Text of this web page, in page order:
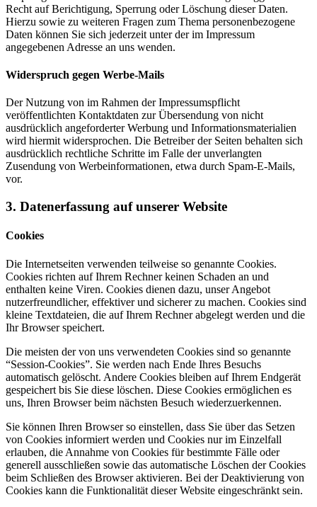
Recht auf Berichtigung, Sperrung oder Löschung dieser Daten.
Hierzu sowie zu weiteren Fragen zum Thema personenbezogene
Daten können Sie sich jederzeit unter der im Impressum
angegebenen Adresse an uns wenden.
Widerspruch gegen Werbe-Mails
Der Nutzung von im Rahmen der Impressumspflicht
veröffentlichten Kontaktdaten zur Übersendung von nicht
ausdrücklich angeforderter Werbung und Informationsmaterialien
wird hiermit widersprochen. Die Betreiber der Seiten behalten sich
ausdrücklich rechtliche Schritte im Falle der unverlangten
Zusendung von Werbeinformationen, etwa durch Spam-E-Mails,
vor.
3. Datenerfassung auf unserer Website
Cookies
Die Internetseiten verwenden teilweise so genannte Cookies.
Cookies richten auf Ihrem Rechner keinen Schaden an und
enthalten keine Viren. Cookies dienen dazu, unser Angebot
nutzerfreundlicher, effektiver und sicherer zu machen. Cookies sind
kleine Textdateien, die auf Ihrem Rechner abgelegt werden und die
Ihr Browser speichert.
Die meisten der von uns verwendeten Cookies sind so genannte
“Session-Cookies”. Sie werden nach Ende Ihres Besuchs
automatisch gelöscht. Andere Cookies bleiben auf Ihrem Endgerät
gespeichert bis Sie diese löschen. Diese Cookies ermöglichen es
uns, Ihren Browser beim nächsten Besuch wiederzuerkennen.
Sie können Ihren Browser so einstellen, dass Sie über das Setzen
von Cookies informiert werden und Cookies nur im Einzelfall
erlauben, die Annahme von Cookies für bestimmte Fälle oder
generell ausschließen sowie das automatische Löschen der Cookies
beim Schließen des Browser aktivieren. Bei der Deaktivierung von
Cookies kann die Funktionalität dieser Website eingeschränkt sein.